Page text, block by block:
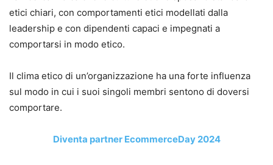
etici chiari, con comportamenti etici modellati dalla
leadership e con dipendenti capaci e impegnati a
comportarsi in modo etico.
Il clima etico di un’organizzazione ha una forte influenza
sul modo in cui i suoi singoli membri sentono di doversi
comportare.
Diventa partner EcommerceDay 2024